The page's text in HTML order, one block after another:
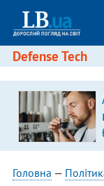
Defense Tech
Головна —